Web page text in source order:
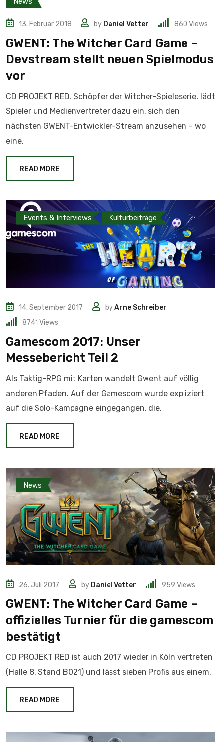
13. Februar 2018 by Daniel Vetter 860 Views
GWENT: The Witcher Card Game –
Devstream stellt neuen Spielmodus
vor
CD PROJEKT RED, Schöpfer der Witcher-Spieleserie, lädt
Spieler und Medienvertreter dazu ein, sich den
nächsten GWENT-Entwickler-Stream anzusehen – wo
eine.
READ MORE
Events & Interviews Kulturbeiträge
14. September 2017 byArne Schreiber
8741 Views
Gamescom 2017: Unser
Messebericht Teil 2
Als Taktig-RPG mit Karten wandelt Gwent auf völlig
anderen Pfaden. Auf der Gamescom wurde expliziert
auf die Solo-Kampagne eingegangen, die.
READ MORE
News
26. Juli 2017 by Daniel Vetter 959 Views
GWENT: The Witcher Card Game –
offizielles Turnier für die gamescom
bestätigt
CD PROJEKT RED ist auch 2017 wieder in Köln vertreten
(Halle 8, Stand B021) und lässt sieben Profis aus einem.
READ MORE